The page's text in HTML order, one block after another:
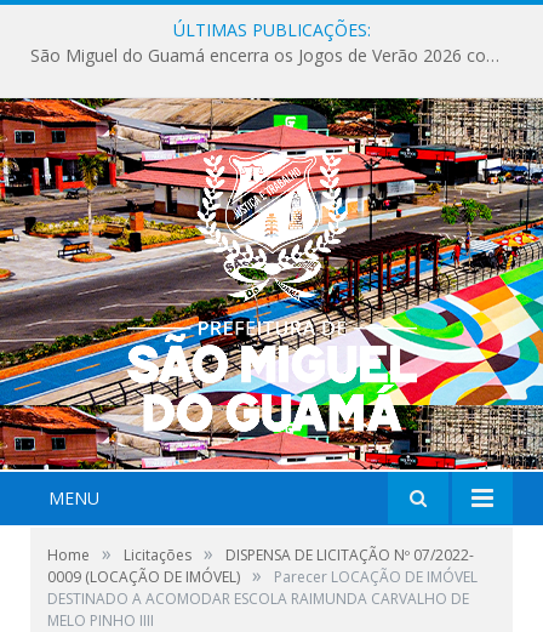
ÚLTIMAS PUBLICAÇÕES:
São Miguel do Guamá encerra os Jogos de Verão 2026 com sucesso de público e competições.
MENU
Home » Licitações »
DISPENSA DE LICITAÇÃO Nº 07/2022-
0009 (LOCAÇÃO DE IMÓVEL) »
Parecer LOCAÇÃO DE IMÓVEL
DESTINADO A ACOMODAR ESCOLA RAIMUNDA CARVALHO DE
MELO PINHO IIII